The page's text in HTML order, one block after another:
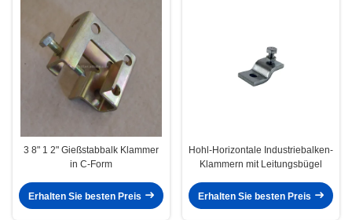
3 8" 1 2" Gießstabbalk Klammer
in C-Form
Erhalten Sie besten Preis
Hohl-Horizontale Industriebalken-
Klammern mit Leitungsbügel
Erhalten Sie besten Preis